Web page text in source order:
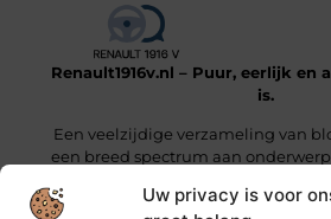
Uw privacy is voor
Renault1916v.nl – Puur, eerlijk en
is.
Een veelzijdige verzameling van
een breed spectrum aan